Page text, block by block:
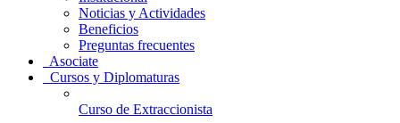
Noticias y Actividades
Beneficios
Preguntas frecuentes
Asociate
Cursos y Diplomaturas
Curso de Extraccionista